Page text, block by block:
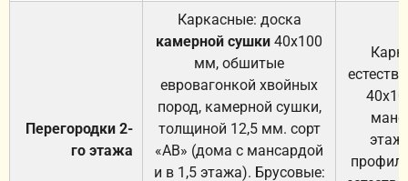
Перегородки 2-
го этажа
Каркасные: доска
камерной сушки 40х100
мм, обшитые
евровагонкой хвойных
пород, камерной сушки,
толщиной 12,5 мм. сорт
«АВ» (дома с мансардой
и в 1,5 этажа). Брусовые: